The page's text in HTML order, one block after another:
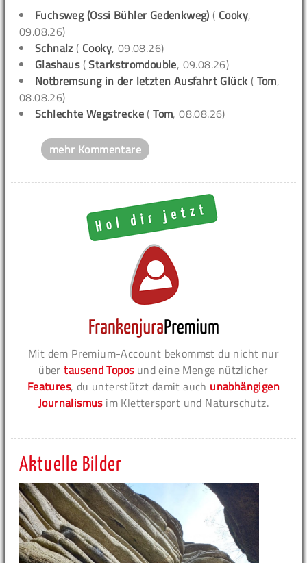
Fuchsweg (Ossi Bühler Gedenkweg) ( Cooky,
09.08.26)
Schnalz( Cooky, 09.08.26)
Glashaus(Starkstromdouble, 09.08.26)
Notbremsung in der letzten Ausfahrt Glück ( Tom,
08.08.26)
Schlechte Wegstrecke (Tom, 08.08.26)
mehr Kommentare
Mit dem Premium-Account bekommst du nicht nur
übertausend Toposund eine Menge nützlicher
Features, du unterstützt damit auch unabhängigen
Journalismusim Klettersport und Naturschutz.
Aktuelle Bilder